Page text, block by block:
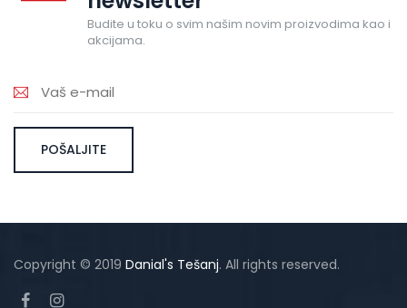
Budite u toku o svim našim novim proizvodima kao i
akcijama.
Copyright © 2019 Danial's Tešanj. All rights reserved.